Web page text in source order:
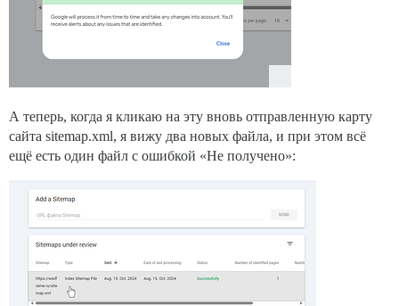
А теперь, когда я кликаю на эту вновь отправленную карту
сайта sitemap.xml, я вижу два новых файла, и при этом всё
ещё есть один файл с ошибкой «Не получено»: